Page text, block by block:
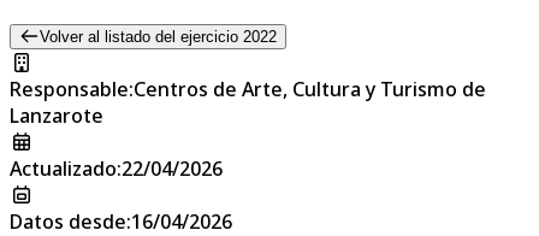
Volver al listado del ejercicio 2022
Responsable:Centros de Arte, Cultura y Turismo de
Lanzarote
Actualizado:22/04/2026
Datos desde:16/04/2026